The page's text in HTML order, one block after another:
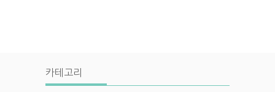
카테고리